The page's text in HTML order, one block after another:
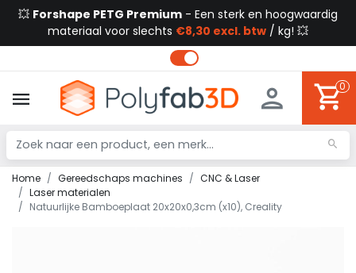
💥 Forshape PETG Premium - Een sterk en hoogwaardig
materiaal voor slechts €8,30 excl. btw / kg! 💥
0
Home Gereedschaps machines
CNC & Laser
Laser materialen
Natuurlijke Bamboeplaat 20x20x0,3cm (x10), Creality